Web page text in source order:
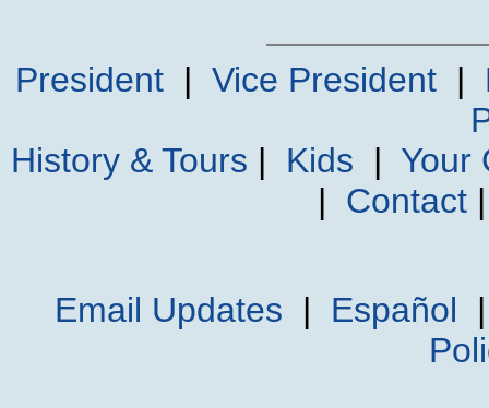
President| Vice President|
History & Tours | Kids | Your
| Contact
Email Updates | Español